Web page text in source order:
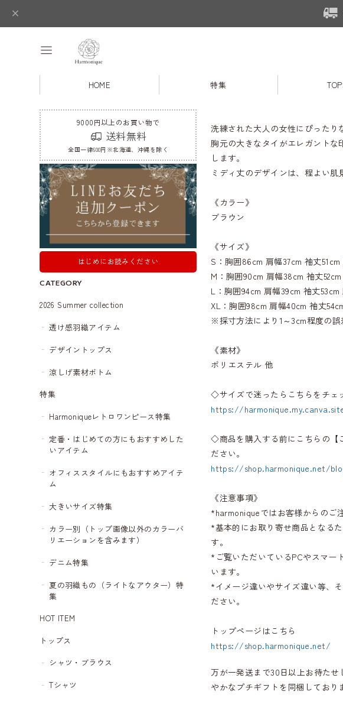
HOME 特集
9000円以上のお買い物で
送料無料
全国一律600円※北海道、沖縄を除く
はじめにお読みください
CATEGORY
2026 Summer collection
透け感羽織アイテム
デザイントップス
涼しげ素材ボトム
特集
Harmoniqueレトロワンピース特集
定番・はじめての方にもおすすめした
いアイテム
オフィススタイルにもおすすめアイテ
ム
大きいサイズ特集
カラー別（トップ画像以外のカラーバ
リエーションを含みます）
デニム特集
夏の羽織もの（ライトなアウター）特
集
HOT ITEM
トップス
シャツ・ブラウス
Tシャツ
洗練された大人の女性にぴったり
胸元の大きなタイがエレガント
します。
ミディ丈のデザインは、程よい肌
《カラー》
ブラウン
《サイズ》
S：胸囲86cm 肩幅37cm 袖丈
M：胸囲90cm 肩幅38cm 袖丈
L：胸囲94cm 肩幅39cm 袖丈
XL：胸囲98cm 肩幅40cm 袖丈
※採寸方法により1～3cm程度の誤
《素材》
ポリエステル 他
◇サイズで迷ったらこちらをチェ
https://
◇商品を購入する前にこちらの【
ださい。
https://shop.harmonique.net/
《注意事項》
*harmoniqueではお客様からのご
*基本的にお取り寄せ商品となる
す。
*ご覧いただいているPCやスマー
います。
*イメージ違いやサイズ違い等、
ださい。
トップページはこちら
https://shop.harmonique.net/
万が一発送まで30日以上お待た
やかなプチギフトを同梱しており